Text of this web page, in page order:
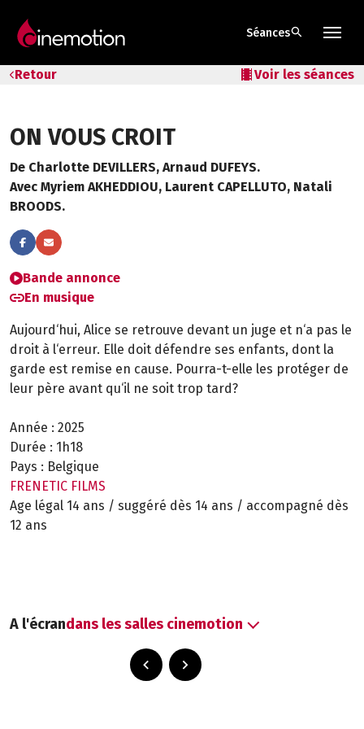
Séancessearch
Retour local_movies Voir les séances
ON VOUS CROIT
De Charlotte DEVILLERS, Arnaud DUFEYS.
Avec Myriem AKHEDDIOU, Laurent CAPELLUTO, Natali
BROODS.
Bande annonce
En musique
Aujourd‘hui, Alice se retrouve devant un juge et n‘a pas le
droit à l‘erreur. Elle doit défendre ses enfants, dont la
garde est remise en cause. Pourra-t-elle les protéger de
leur père avant qu‘il ne soit trop tard?
Année : 2025
Durée : 1h18
Pays : Belgique
FRENETIC FILMS
Age légal 14 ans / suggéré dès 14 ans / accompagné dès
12 ans
A l'écrandans les salles cinemotion
Bons cadeaux
Bons plans